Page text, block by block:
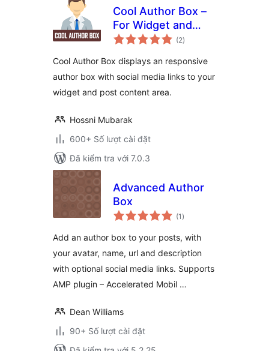
Cool Author Box –
For Widget and
Post Content
(2tổng
đánh
)
Cool Author Box displays an responsive
author box with social media links to your
widget and post content area.
Hossni Mubarak
600+ Số lượt cài đặt
Đã kiểm tra với 7.0.3
Advanced Author
Box
(1 tổng
đánh
)
Add an author box to your posts, with
your avatar, name, url and description
with optional social media links. Supports
AMP plugin – Accelerated Mobil …
Dean Williams
90+ Số lượt cài đặt